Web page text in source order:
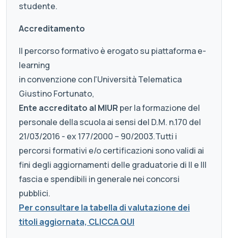
studente.
Accreditamento
Il percorso formativo è erogato su piattaforma e-
learning
in convenzione con l'Università Telematica
Giustino Fortunato,
Ente accreditato al MIUR per la formazione del
personale della scuola ai sensi del D.M. n.170 del
21/03/2016 - ex 177/2000 – 90/2003.Tutti i
percorsi formativi e/o certificazioni sono validi ai
fini degli aggiornamenti delle graduatorie di II e III
fascia e spendibili in generale nei concorsi
pubblici.
Per consultare la tabella di valutazione dei
titoli aggiornata, CLICCA QUI